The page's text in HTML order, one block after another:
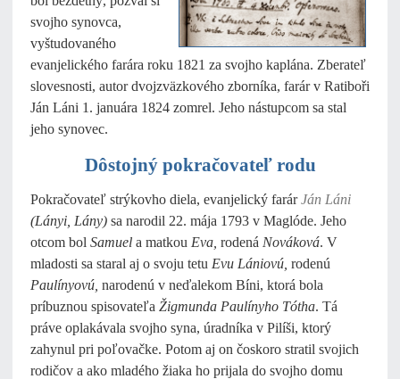
svojho synovca,
vyštudovaného
evanjelického farára roku 1821 za svojho kaplána. Zberateľ
slovesnosti, autor dvojzväzkového zborníka, farár v Ratiboři
Ján Láni 1. januára 1824 zomrel. Jeho nástupcom sa stal
jeho synovec.
Dôstojný pokračovateľ rodu
Pokračovateľ strýkovho diela, evanjelický farárJán Láni
(Lányi, Lány) sa narodil 22. mája 1793 v Maglóde. Jeho
otcom bol Samuel a matkou Eva, rodená Nováková. V
mladosti sa staral aj o svoju tetu Evu Lániovú, rodenú
Paulínyovú, narodenú v neďalekom Bíni, ktorá bola
príbuznou spisovateľa Žigmunda Paulínyho Tótha. Tá
práve oplakávala svojho syna, úradníka v Pilíši, ktorý
zahynul pri poľovačke. Potom aj on čoskoro stratil svojich
rodičov a ako mladého žiaka ho prijala do svojho domu